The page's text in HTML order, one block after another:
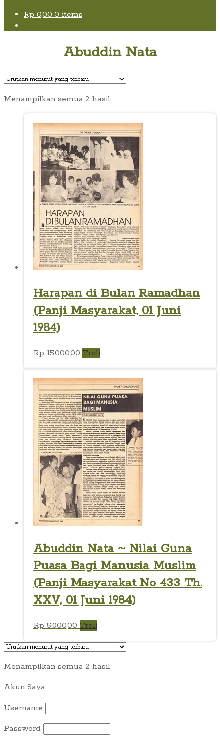
Rp 0,00 0 items
Abuddin Nata
Menampilkan semua 2 hasilDiurutkan
yang
terbaru
Harapan di Bulan Ramadhan
(Panji Masyarakat, 01 Juni
1984)
Rp15.000,00 Troli
Abuddin Nata ~ Nilai Guna
Puasa Bagi Manusia Muslim
(Panji Masyarakat No 433 Th.
XXV, 01 Juni 1984)
Rp 5.000,00 Troli
Menampilkan semua 2 hasilDiurutkan
Akun Saya
Username
Password